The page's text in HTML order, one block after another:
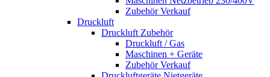
Zubehör Verkauf
Druckluft
Druckluft Zubehör
Druckluft / Gas
Maschinen + Geräte
Zubehör Verkauf